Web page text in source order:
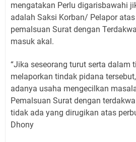
mengatakan Perlu digarisbawahi
adalah Saksi Korban/ Pelapor
pemalsuan Surat dengan
masuk akal.
“Jika seseorang turut serta dalam
melaporkan tindak pidana
adanya usaha mengecilkan
Pemalsuan Surat dengan
tidak ada yang dirugikan atas
Dhony